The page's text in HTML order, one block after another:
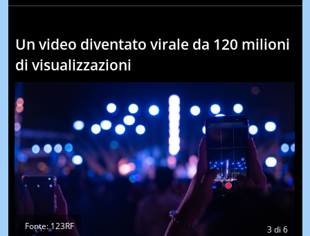
Un video diventato virale da 120 milioni
di visualizzazioni
3di 6
Fonte: 123RF